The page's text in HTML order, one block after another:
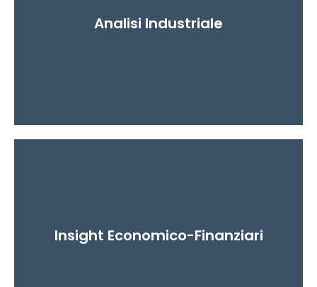
Analisi Industriale
competitività delle aziende food.
Insight Economico-Finanziari